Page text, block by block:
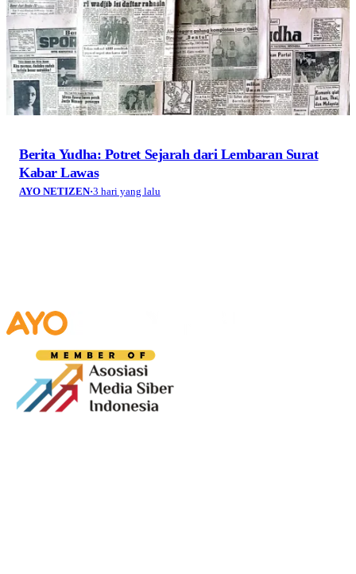
Berita Yudha: Potret Sejarah dari Lembaran Surat
Kabar Lawas
AYO NETIZEN·3 hari yang lalu